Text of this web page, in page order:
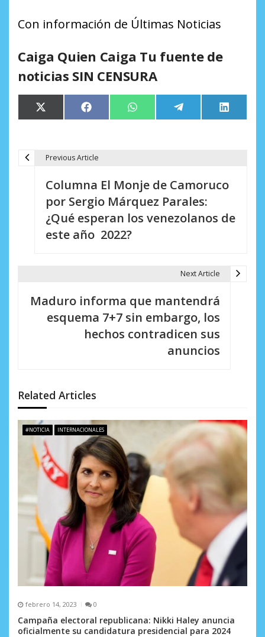
Con información de Últimas Noticias
Caiga Quien Caiga Tu fuente de
noticias SIN CENSURA
Compartir
en
X
(Twitter)
Compartir
en
Facebook Compartir
en
WhatsApp Compartir
en
Telegram
en
LinkedIn
e
e
a
Previous Article
Columna El Monje de Camoruco
por Sergio Márquez Parales:
¿Qué esperan los venezolanos de
este año 2022?
Next Article
Maduro informa que mantendrá
esquema 7+7 sin embargo, los
hechos contradicen sus
anuncios
Related Articles
#NOTICIA INTERNACIONALES
febrero 14, 2023 0
Campaña electoral republicana: Nikki Haley anuncia
oficialmente su candidatura presidencial para 2024